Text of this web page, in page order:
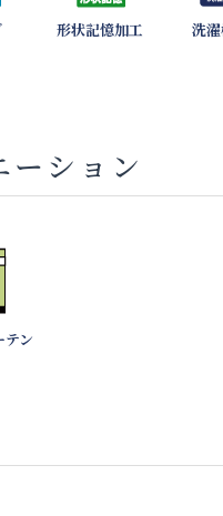
形状記憶加工 洗
ーション
テン